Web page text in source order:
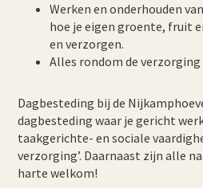
Werken en onderhouden
hoe je eigen groente, fruit
en verzorgen.
Alles rondom de verzorging
Dagbesteding bij de
dagbesteding waar je gericht
taakgerichte- en sociale
verzorging’. Daarnaast zijn alle
harte welkom!